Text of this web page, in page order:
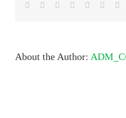
Facebook
TwitterLinkedIn
Reddit Google+
Tumblr
About the Author: